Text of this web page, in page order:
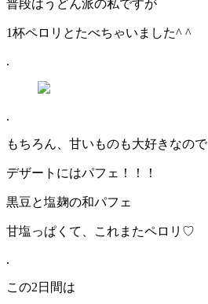
普段はうどん派の私ですが
1杯ペロリとたべちゃいました^ ^
.
.
もちろん、甘いものも大好きなので
デザートにはパフェ！！！
黒豆と塩麹の和パフェ
甘塩っぱくて、これまたペロリ♡
.
この2日間は